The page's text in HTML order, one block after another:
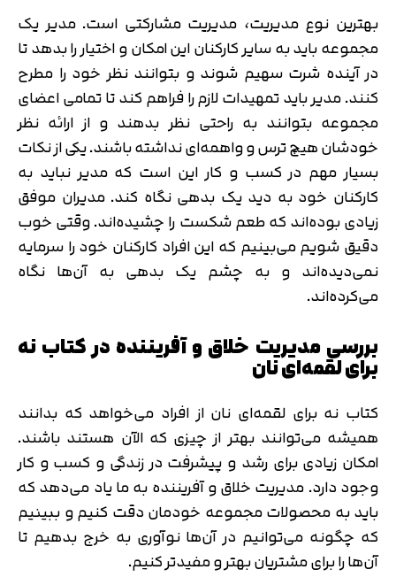
بهترین نوع مدیریت، مدیریت مشارکتی است. مدیر یک
مجموعه باید به سایر کارکنان این امکان و اختیار را بدهد تا
در آینده شرت سهیم شوند و بتوانند نظر خود را مطرح
کنند. مدیر باید تمهیدات لازم را فراهم کند تا تمامی اعضای
مجموعه بتوانند به راحتی نظر بدهند و از ارائه نظر
خودشان هیچ ترس و واهمه‌ای نداشته باشند. یکی از نکات
بسیار مهم در کسب و کار این است که مدیر نباید به
کارکنان خود به دید یک بدهی نگاه کند. مدیران موفق
زیادی بوده‌اند که طعم شکست را چشیده‌اند. وقتی خوب
دقیق شویم می‌بینیم که این افراد کارکنان خود را سرمایه
نمی‌دیده‌اند و به چشم یک بدهی به آن‌ها نگاه
می‌کرده‌اند.
بررسی مدیریت خلاق و آفریننده در کتاب نه
برای لقمه‌ای نان
کتاب نه برای لقمه‌ای نان از افراد می‌خواهد که بدانند
همیشه می‌توانند بهتر از چیزی که الآن هستند باشند.
امکان زیادی برای رشد و پیشرفت در زندگی و کسب و کار
وجود دارد. مدیریت خلاق و آفریننده به ما یاد می‌دهد که
باید به محصولات مجموعه خودمان دقت کنیم و ببینیم
که چگونه می‌توانیم در آن‌ها نوآوری به خرج بدهیم تا
آن‌ها را برای مشتریان بهتر و مفیدتر کنیم.